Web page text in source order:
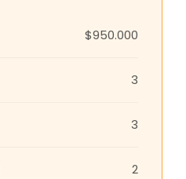
$950.000
3
3
2